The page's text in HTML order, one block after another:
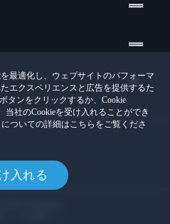
最適化し、ウェブサイトのパフォーマ
エクスペリエンスと広告を提供するた
タンをクリックするか、Cookie
当社のCookieを受け入れることができ
についての詳細はこちらをご覧くださ
入れる